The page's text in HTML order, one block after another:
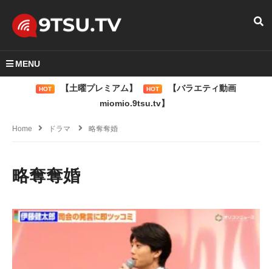
MENU
HOT 【土曜プレミアム】 HOT
【バラエティ動画
miomio.9tsu.tv】
Home ドラマ 略奪奪婚
略奪奪婚